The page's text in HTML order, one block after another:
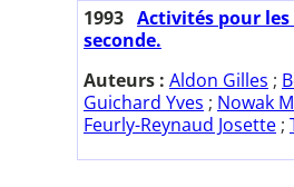
1993 Activités pour
seconde.
Auteurs : Aldon Gilles ;
Guichard Yves ; Nowak
Feurly-Reynaud Josette ;